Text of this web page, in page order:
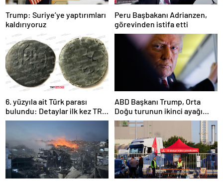
Trump: Suriye’ye yaptırımları
kaldırıyoruz
Peru Başbakanı Adrianzen,
görevinden istifa etti
6. yüzyıla ait Türk parası
bulundu: Detaylar ilk kez TRT
Haber’de
ABD Başkanı Trump, Orta
Doğu turunun ikinci ayağı
Katar’da